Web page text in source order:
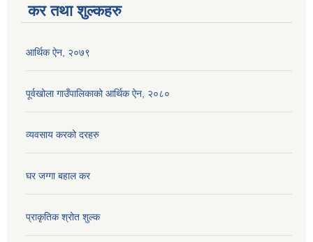
कर तथा शुल्कहरु
आर्थिक ऐन, २०७९
पूर्वखोला गाउँपालिकाको आर्थिक ऐन, २०८०
व्यवसाय करको दरहरु
घर जग्गा बहाल कर
प्राकृतिक श्रोत शुल्क